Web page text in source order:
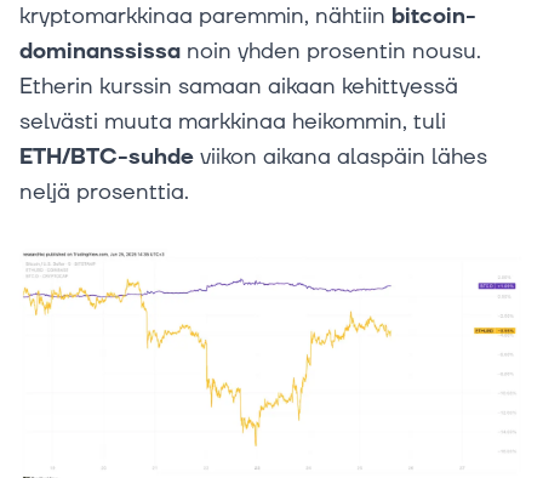
kryptomarkkinaa paremmin, nähtiin bitcoin-
dominanssissa noin yhden prosentin nousu.
Etherin kurssin samaan aikaan kehittyessä
selvästi muuta markkinaa heikommin, tuli
ETH/BTC-suhde viikon aikana alaspäin lähes
neljä prosenttia.